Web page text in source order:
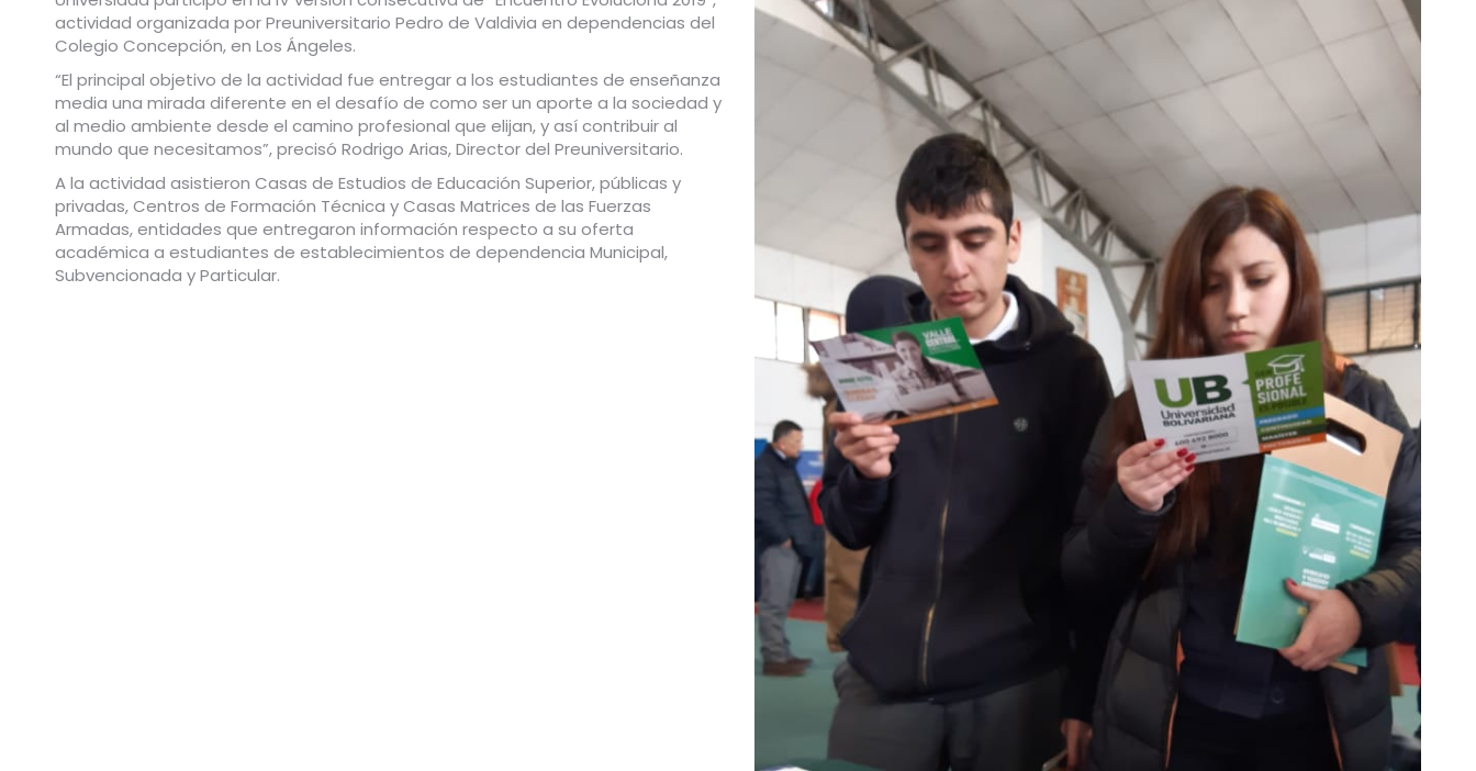
actividad organizada por Preuniversitario Pedro de Valdivia en dependencias del
Colegio Concepción, en Los Ángeles.
“El principal objetivo de la actividad fue entregar a los estudiantes de enseñanza
media una mirada diferente en el desafío de como ser un aporte a la sociedad y
al medio ambiente desde el camino profesional que elijan, y así contribuir al
mundo que necesitamos”, precisó Rodrigo Arias, Director del Preuniversitario.
A la actividad asistieron Casas de Estudios de Educación Superior, públicas y
privadas, Centros de Formación Técnica y Casas Matrices de las Fuerzas
Armadas, entidades que entregaron información respecto a su oferta
académica a estudiantes de establecimientos de dependencia Municipal,
Subvencionada y Particular.